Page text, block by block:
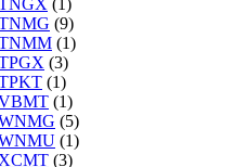
(1)
(9)
(1)
(3)
(1)
(1)
(5)
(1)
(3)